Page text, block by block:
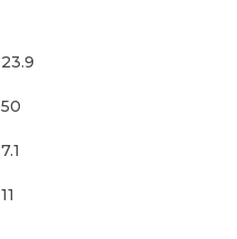
23.9
50
7.1
11